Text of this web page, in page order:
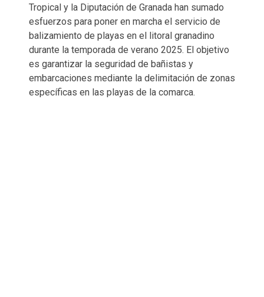
Tropical y la Diputación de Granada han sumado
esfuerzos para poner en marcha el servicio de
balizamiento de playas en el litoral granadino
durante la temporada de verano 2025. El objetivo
es garantizar la seguridad de bañistas y
embarcaciones mediante la delimitación de zonas
específicas en las playas de la comarca.